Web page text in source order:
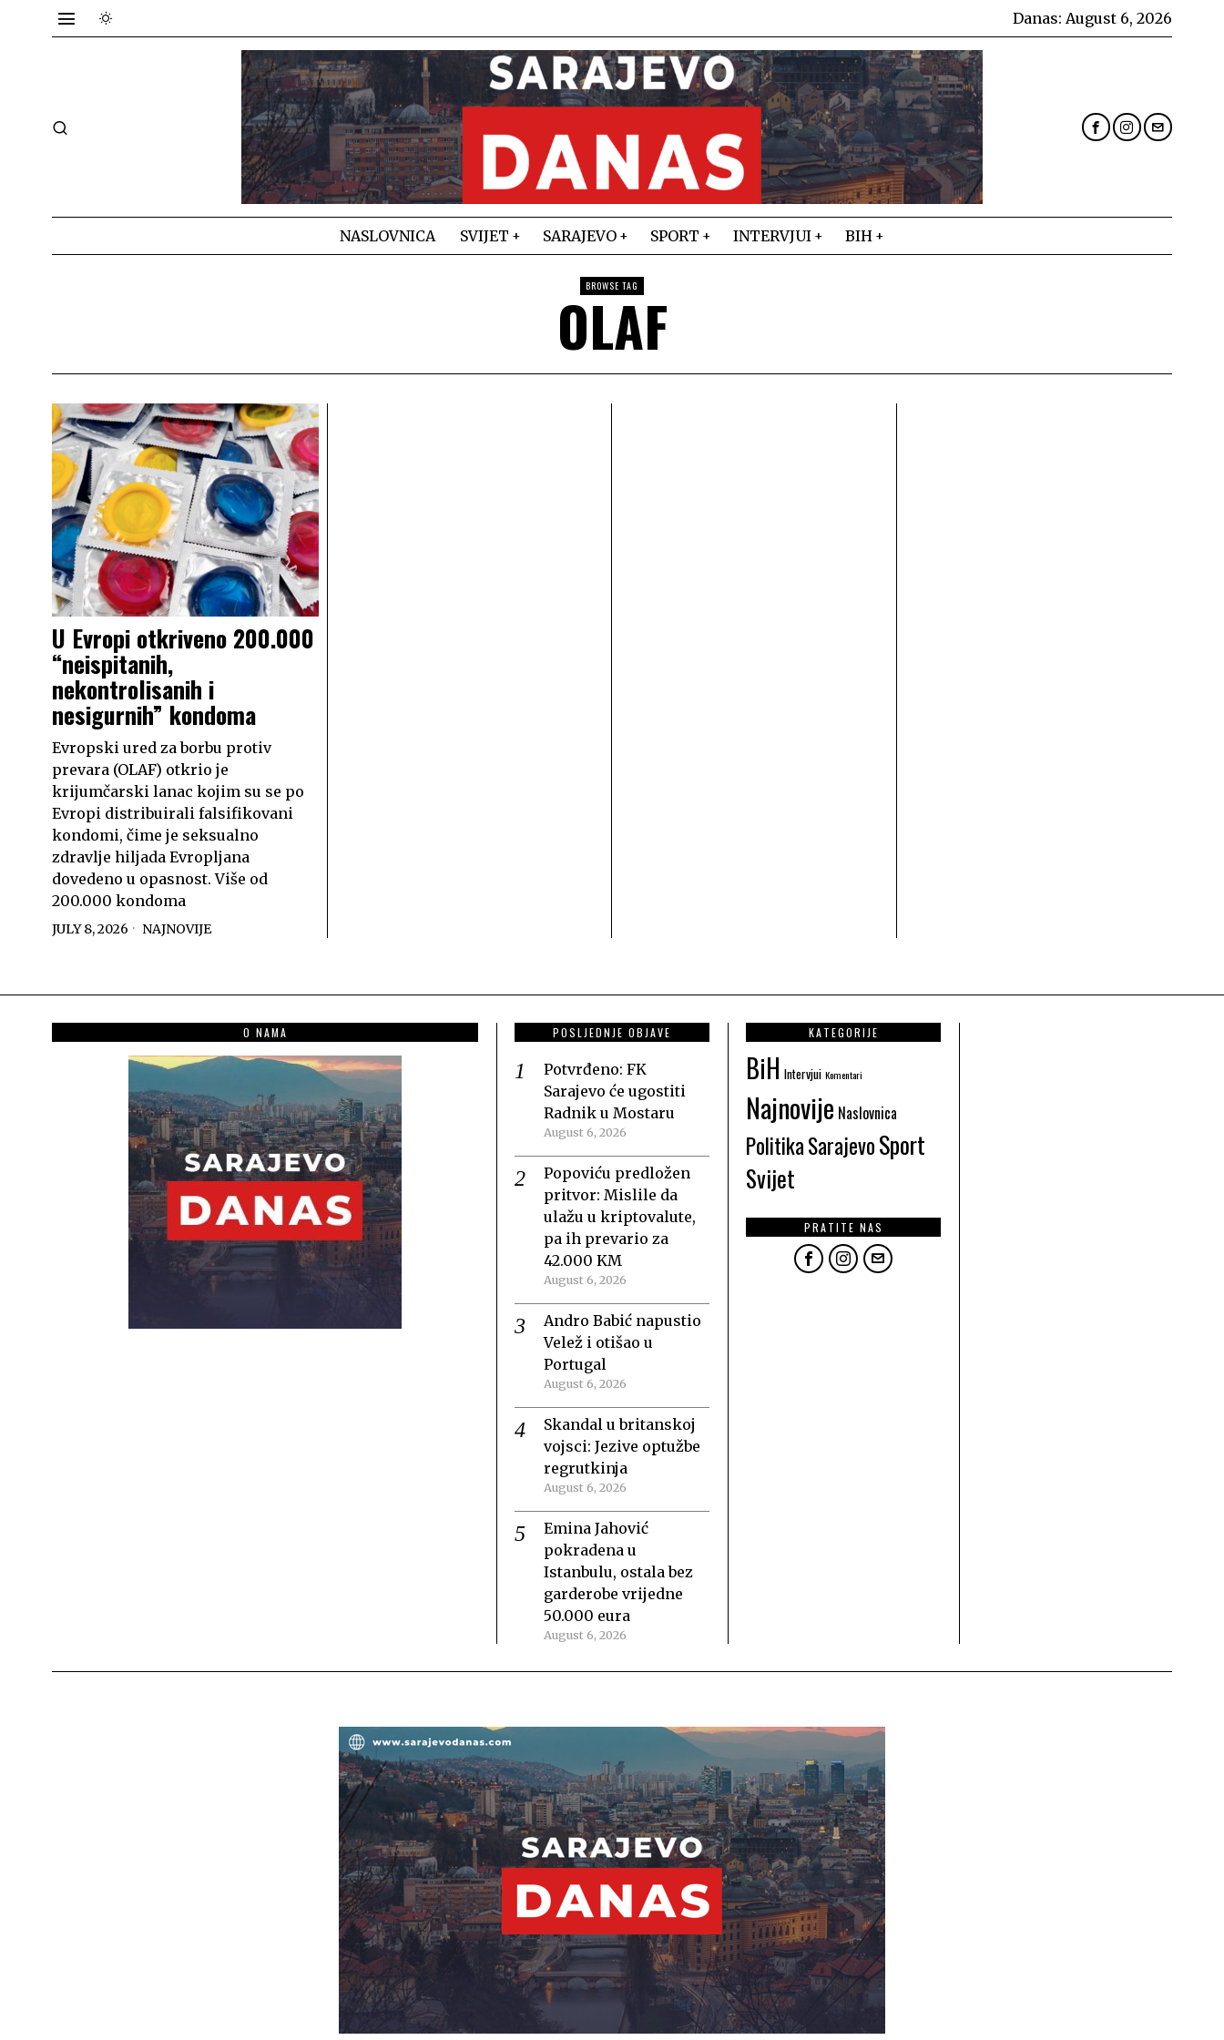
Danas: August 6, 2026
NASLOVNICA SVIJET SARAJEVO SPORT INTERVJUI BIH
BROWSE TAG
OLAF
U Evropi otkriveno 200.000
“neispitanih,
nekontrolisanih i
nesigurnih” kondoma
Evropski ured za borbu protiv
prevara (OLAF) otkrio je
krijumčarski lanac kojim su se po
Evropi distribuirali falsifikovani
kondomi, čime je seksualno
zdravlje hiljada Evropljana
dovedeno u opasnost. Više od
200.000 kondoma
JULY 8, 2026 NAJNOVIJE
O NAMA POSLJEDNJE OBJAVE
Potvrđeno: FK
Sarajevo će ugostiti
Radnik u Mostaru
August 6, 2026
Popoviću predložen
pritvor: Mislile da
ulažu u kriptovalute,
pa ih prevario za
42.000 KM
August 6, 2026
Andro Babić napustio
Velež i otišao u
Portugal
August 6, 2026
Skandal u britanskoj
vojsci: Jezive optužbe
regrutkinja
August 6, 2026
Emina Jahović
pokradena u
Istanbulu, ostala bez
garderobe vrijedne
50.000 eura
August 6, 2026
KATEGORIJE
BiH Intervjui Komentari
Najnovije Naslovnica
PolitikaSarajevoSport
Svijet
PRATITE NAS